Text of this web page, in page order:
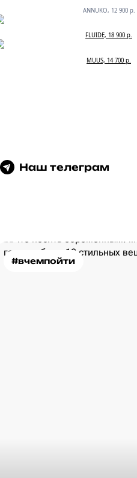
ANNUKO, 12 900 р.
FLUIDE, 18 900 р.
MUUS, 14 700 р.
Наш телеграм
#вчемпойти